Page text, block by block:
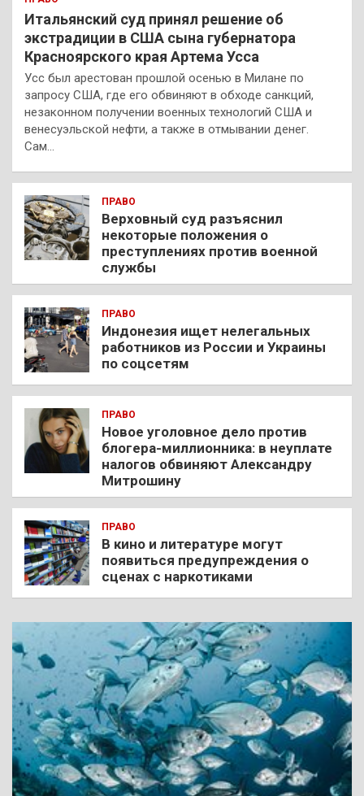
Итальянский суд принял решение об
экстрадиции в США сына губернатора
Красноярского края Артема Усса
Усс был арестован прошлой осенью в Милане по
запросу США, где его обвиняют в обходе санкций,
незаконном получении военных технологий США и
венесуэльской нефти, а также в отмывании денег.
Сам…
ПРАВО
Верховный суд разъяснил
некоторые положения о
преступлениях против военной
службы
ПРАВО
Индонезия ищет нелегальных
работников из России и Украины
по соцсетям
ПРАВО
Новое уголовное дело против
блогера-миллионника: в неуплате
налогов обвиняют Александру
Митрошину
ПРАВО
В кино и литературе могут
появиться предупреждения о
сценах с наркотиками